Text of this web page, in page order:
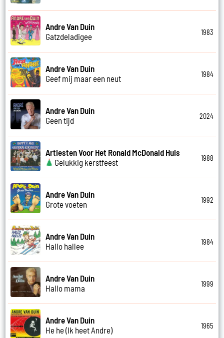
Andre Van Duin
Gatzdeladigee
1983
Andre Van Duin
Geef mij maar een neut
1984
Andre Van Duin
Geen tijd
2024
Artiesten Voor Het Ronald McDonald Huis
Gelukkig kerstfeest
1988
Andre Van Duin
Grote voeten
1992
Andre Van Duin
Hallo hallee
1984
Andre Van Duin
Hallo mama
1999
Andre Van Duin
He he (Ik heet Andre)
1965